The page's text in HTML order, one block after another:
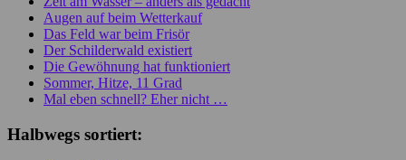
Augen auf beim Wetterkauf
Das Feld war beim Frisör
Der Schilderwald existiert
Die Gewöhnung hat funktioniert
Sommer, Hitze, 11 Grad
Mal eben schnell? Eher nicht …
Halbwegs sortiert: